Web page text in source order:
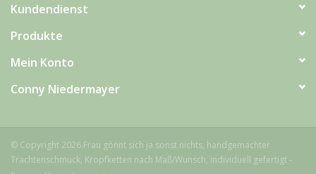
Kundendienst
Produkte
Mein Konto
Conny Niedermayer
© Copyright 2026 Frau gönnt sich ja sonst nichts, handgemachter
Trachtenschmuck, Kropfketten nach Maß/Wunsch, individuell gefertigt -